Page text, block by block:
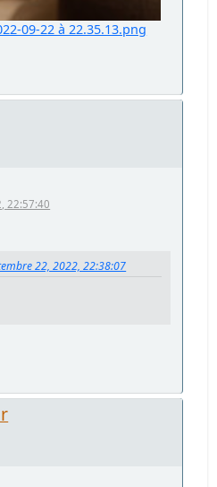
09-22 à 22.35.13.png
22:57:40
22, 2022, 22:38:07